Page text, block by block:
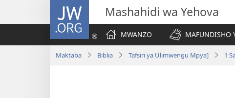
JW.ORG Mashahidi wa Yehova
MWANZO
MAFUNDISHO
Maktaba Biblia Tafsiri ya Ulimwengu Mpya] 1